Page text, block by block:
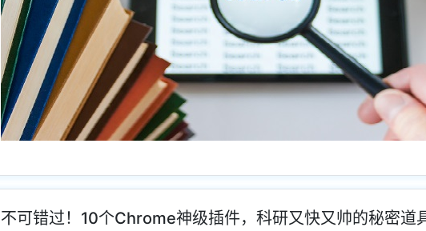
不可错过！10个Chrome神级插件，科研又快又帅的秘密道